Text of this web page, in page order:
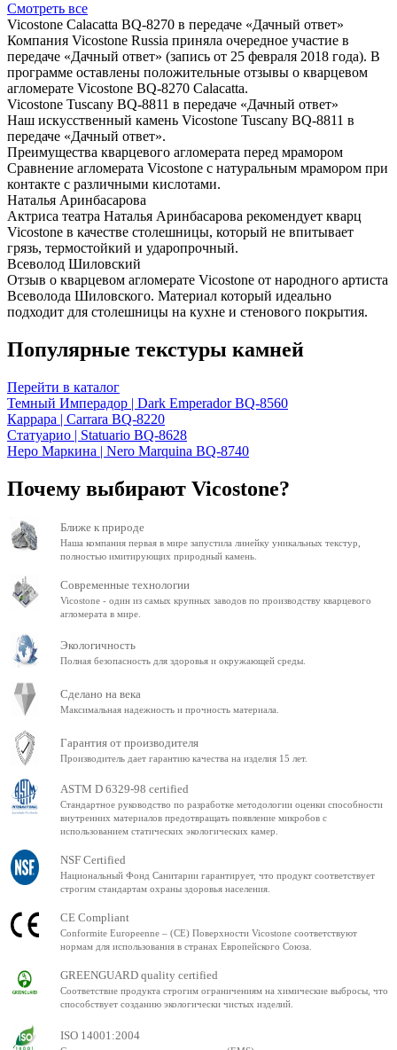
Смотреть все
Vicostone Calacatta BQ-8270 в передаче «Дачный ответ»
Компания Vicostone Russia приняла очередное участие в
передаче «Дачный ответ» (запись от 25 февраля 2018 года). В
программе оставлены положительные отзывы о кварцевом
агломерате Vicostone BQ-8270 Calacatta.
Vicostone Tuscany BQ-8811 в передаче «Дачный ответ»
Наш искусственный камень Vicostone Tuscany BQ-8811 в
передаче «Дачный ответ».
Преимущества кварцевого агломерата перед мрамором
Сравнение агломерата Vicostone с натуральным мрамором при
контакте с различными кислотами.
Наталья Аринбасарова
Актриса театра Наталья Аринбасарова рекомендует кварц
Vicostone в качестве столешницы, который не впитывает
грязь, термостойкий и ударопрочный.
Всеволод Шиловский
Отзыв о кварцевом агломерате Vicostone от народного артиста
Всеволода Шиловского. Материал который идеально
подходит для столешницы на кухне и стенового покрытия.
Популярные текстуры камней
Перейти в каталог
Темный Имперадор | Dark Emperador BQ-8560
Каррара | Carrara BQ-8220
Статуарио | Statuario BQ-8628
Неро Маркина | Nero Marquina BQ-8740
Почему выбирают Vicostone?
Ближе к природе
Наша компания первая в мире запустила линейку уникальных текстур,
полностью имитирующих природный камень.
Современные технологии
Vicostone - один из самых крупных заводов по производству кварцевого
агломерата в мире.
Экологичность
Полная безопасность для здоровья и окружающей среды.
Сделано на века
Максимальная надежность и прочность материала.
Гарантия от производителя
Производитель дает гарантию качества на изделия 15 лет.
ASTM D 6329-98 certified
Стандартное руководство по разработке методологии оценки способности
внутренних материалов предотвращать появление микробов с
использованием статических экологических камер.
NSF Certified
Национальный Фонд Санитарии гарантирует, что продукт соответствует
строгим стандартам охраны здоровья населения.
CE Compliant
Conformite Europeenne – (CE) Поверхности Vicostone соответствуют
нормам для использования в странах Европейского Союза.
GREENGUARD quality certified
Соответствие продукта строгим ограничениям на химические выбросы, что
способствует созданию экологически чистых изделий.
ISO 14001:2004